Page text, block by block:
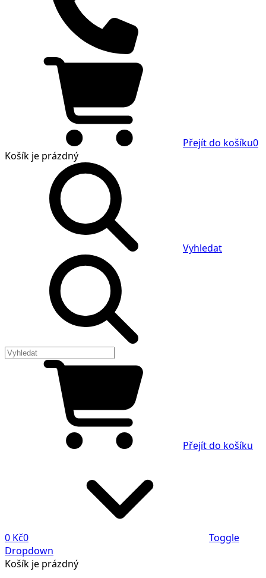
Přejít do košíku0
Košík je prázdný
Vyhledat
Přejít do košíku
0 Kč0
Toggle
Dropdown
Košík je prázdný